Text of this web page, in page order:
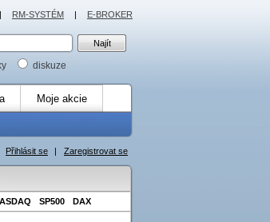
diskuze
Moje akcie
Přihlásit se | Zaregistrovat se
SP500 DAX
| RM-SYSTÉM | E-BROKER